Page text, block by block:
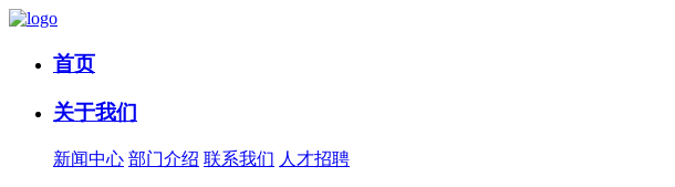
首页
关于我们
新闻中心 部门介绍 联系我们 人才招聘